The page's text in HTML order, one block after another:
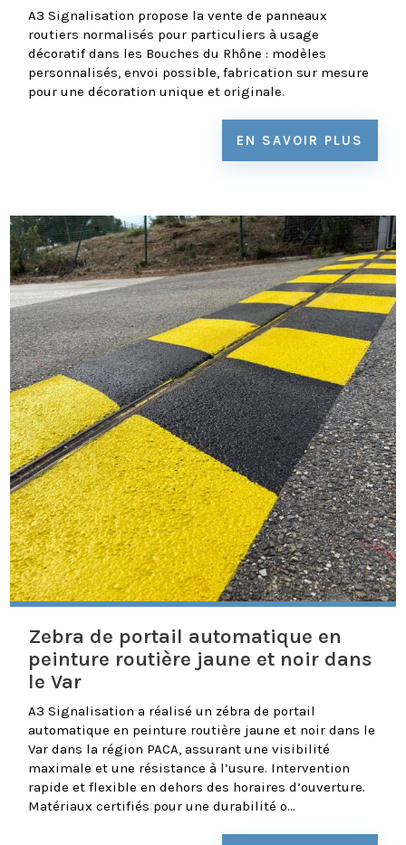
A3 Signalisation propose la vente de panneaux
routiers normalisés pour particuliers à usage
décoratif dans les Bouches du Rhône : modèles
personnalisés, envoi possible, fabrication sur mesure
pour une décoration unique et originale.
EN SAVOIR PLUS
Zebra de portail automatique en
peinture routière jaune et noir dans
le Var
A3 Signalisation a réalisé un zébra de portail
automatique en peinture routière jaune et noir dans le
Var dans la région PACA, assurant une visibilité
maximale et une résistance à l’usure. Intervention
rapide et flexible en dehors des horaires d’ouverture.
Matériaux certifiés pour une durabilité o...